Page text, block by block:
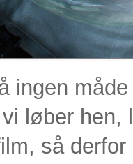
ingen
løber hen,
så